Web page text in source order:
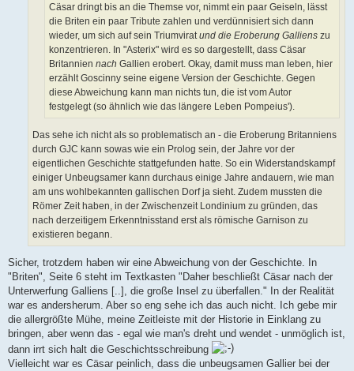
Cäsar dringt bis an die Themse vor, nimmt ein paar Geiseln, lässt
die Briten ein paar Tribute zahlen und verdünnisiert sich dann
wieder, um sich auf sein Triumvirat und die Eroberung Galliens zu
konzentrieren. In "Asterix" wird es so dargestellt, dass Cäsar
Britannien nach Gallien erobert. Okay, damit muss man leben, hier
erzählt Goscinny seine eigene Version der Geschichte. Gegen
diese Abweichung kann man nichts tun, die ist vom Autor
festgelegt (so ähnlich wie das längere Leben Pompeius').
Das sehe ich nicht als so problematisch an - die Eroberung Britanniens
durch GJC kann sowas wie ein Prolog sein, der Jahre vor der
eigentlichen Geschichte stattgefunden hatte. So ein Widerstandskampf
einiger Unbeugsamer kann durchaus einige Jahre andauern, wie man
am uns wohlbekannten gallischen Dorf ja sieht. Zudem mussten die
Römer Zeit haben, in der Zwischenzeit Londinium zu gründen, das
nach derzeitigem Erkenntnisstand erst als römische Garnison zu
existieren begann.
Sicher, trotzdem haben wir eine Abweichung von der Geschichte. In
"Briten", Seite 6 steht im Textkasten "Daher beschließt Cäsar nach der
Unterwerfung Galliens [..], die große Insel zu überfallen." In der Realität
war es andersherum. Aber so eng sehe ich das auch nicht. Ich gebe mir
die allergrößte Mühe, meine Zeitleiste mit der Historie in Einklang zu
bringen, aber wenn das - egal wie man's dreht und wendet - unmöglich ist,
dann irrt sich halt die Geschichtsschreibung
Vielleicht war es Cäsar peinlich, dass die unbeugsamen Gallier bei der